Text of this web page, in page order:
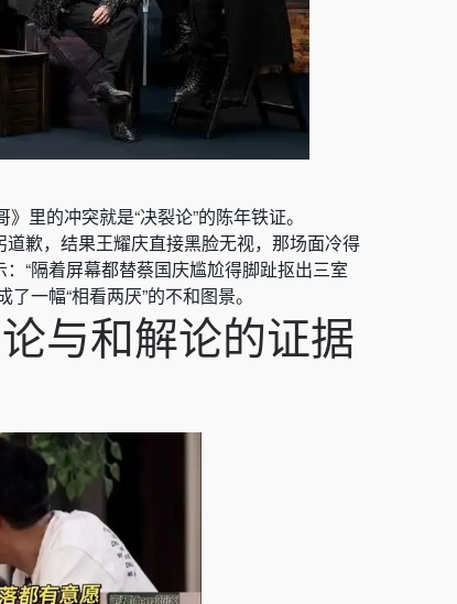
里的冲突就是“决裂论”的陈年铁证。
歉，结果王耀庆直接黑脸无视，那场面冷得
“隔着屏幕都替蔡国庆尴尬得脚趾抠出三室
一幅“相看两厌”的不和图景。
与和解论的证据